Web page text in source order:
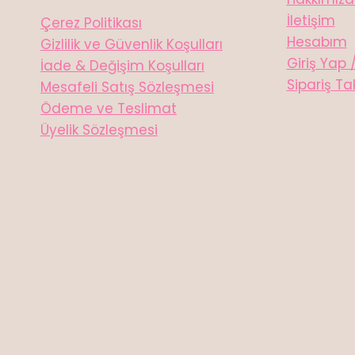
Çerez Politikası
Gizlilik ve Güvenlik Koşulları
İade & Değişim Koşulları
Mesafeli Satış Sözleşmesi
Ödeme ve Teslimat
Üyelik Sözleşmesi
İletişim
Hesabım
Giriş Yap
Sipariş